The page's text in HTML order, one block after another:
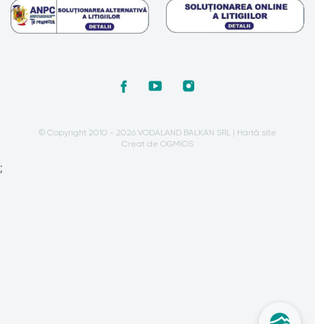
© Copyright 2010 - 2026 VODALAND BALKAN SRL | Hartă site
Creat de OGMIOS
;